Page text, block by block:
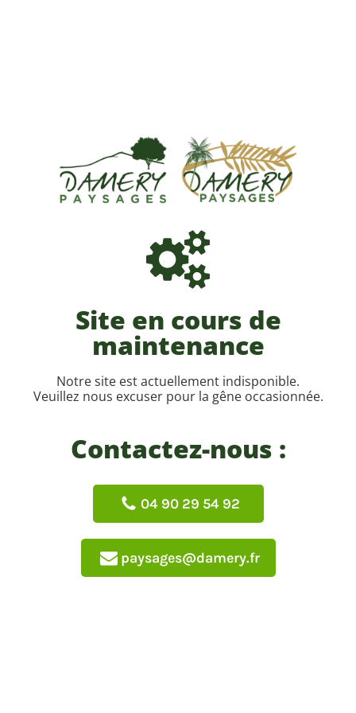
Site en cours de
maintenance
Notre site est actuellement indisponible.
Veuillez nous excuser pour la gêne occasionnée.
Contactez-nous :
04 90 29 54 92
paysages@damery.fr